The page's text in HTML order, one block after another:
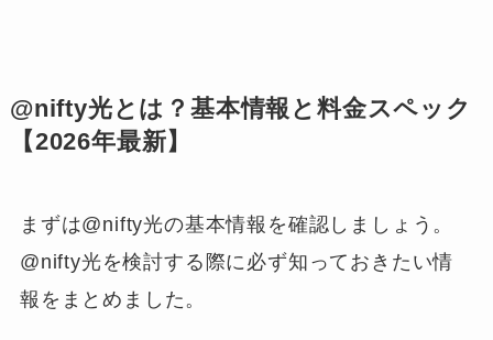
@nifty光とは？基本情報と料金スペック
【2026年最新】
まずは@nifty光の基本情報を確認しましょう。
@nifty光を検討する際に必ず知っておきたい情
報をまとめました。